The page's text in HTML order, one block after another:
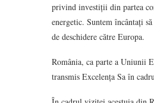
privind investiții din partea
energetic. Suntem încântați
de deschidere către Europa.
România, ca parte a Uniunii
transmis Excelența Sa în